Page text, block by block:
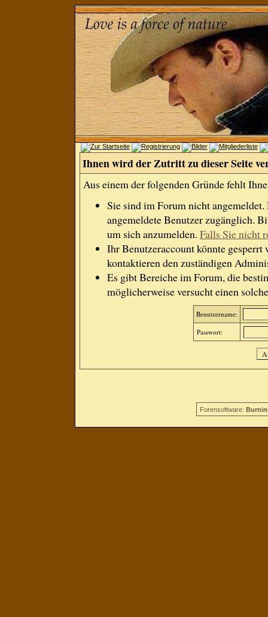
Ihnen wird der Zutritt zu dieser Seite
Aus einem der folgenden Gründe fehlt
Sie sind im Forum nicht
angemeldete Benutzer zugänglich.
um sich anzumelden. Falls Sie nicht
Ihr Benutzeraccount könnte gesperrt
kontaktieren den zuständigen
Es gibt Bereiche im Forum, die
möglicherweise versucht einen
Benutzername:
Passwort:
Forensoftware: